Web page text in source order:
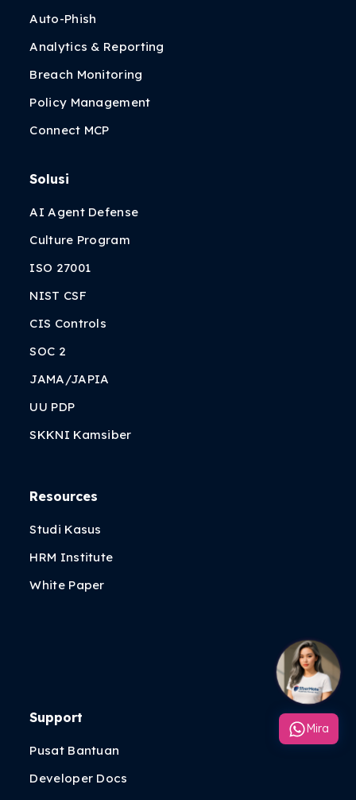
Auto-Phish
Analytics & Reporting
Breach Monitoring
Policy Management
Connect MCP
Solusi
AI Agent Defense
Culture Program
ISO 27001
NIST CSF
CIS Controls
SOC 2
JAMA/JAPIA
UU PDP
SKKNI Kamsiber
Resources
Studi Kasus
HRM Institute
White Paper
Support
Pusat Bantuan
Developer Docs
Mira